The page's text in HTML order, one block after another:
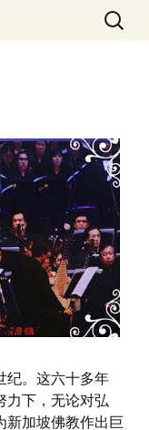
教总会
Search
for:
纪。这六十多年
力下，无论对弘
新加坡佛教作出巨